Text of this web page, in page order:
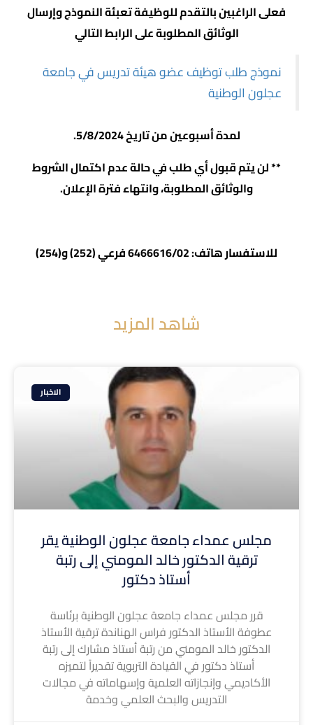
فعلى الراغبين بالتقدم للوظيفة تعبئة النموذج وإرسال
الوثائق المطلوبة على الرابط التالي
نموذج طلب توظيف عضو هيئة تدريس في جامعة
عجلون الوطنية
لمدة أسبوعين من تاريخ 5/8/2024.
** لن يتم قبول أي طلب في حالة عدم اكتمال الشروط
والوثائق المطلوبة، وانتهاء فترة الإعلان.
للاستفسار هاتف: 6466616/02 فرعي (252) و(254)
شاهد المزيد
الاخبار
مجلس عمداء جامعة عجلون الوطنية يقر
ترقية الدكتور خالد المومني إلى رتبة
أستاذ دكتور
قرر مجلس عمداء جامعة عجلون الوطنية برئاسة
عطوفة الأستاذ الدكتور فراس الهناندة ترقية الأستاذ
الدكتور خالد المومني من رتبة أستاذ مشارك إلى رتبة
أستاذ دكتور في القيادة التربوية تقديراً لتميزه
الأكاديمي وإنجازاته العلمية وإسهاماته في مجالات
التدريس والبحث العلمي وخدمة